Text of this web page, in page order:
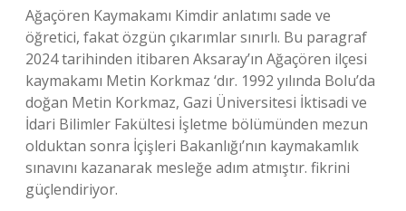
Ağaçören Kaymakamı Kimdir anlatımı sade ve
öğretici, fakat özgün çıkarımlar sınırlı. Bu paragraf
2024 tarihinden itibaren Aksaray’ın Ağaçören ilçesi
kaymakamı Metin Korkmaz ‘dır. 1992 yılında Bolu’da
doğan Metin Korkmaz, Gazi Üniversitesi İktisadi ve
İdari Bilimler Fakültesi İşletme bölümünden mezun
olduktan sonra İçişleri Bakanlığı’nın kaymakamlık
sınavını kazanarak mesleğe adım atmıştır. fikrini
güçlendiriyor.